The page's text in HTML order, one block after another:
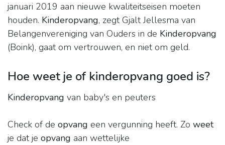
januari 2019 aan nieuwe kwaliteitseisen moeten
houden. Kinderopvang, zegt Gjalt Jellesma van
Belangenvereniging van Ouders in de Kinderopvang
(Boink), gaat om vertrouwen, en niet om geld.
Hoe weet je of kinderopvang goed is?
Kinderopvang van baby's en peuters
Check of de opvang een vergunning heeft. Zo weet
je dat je opvang aan wettelijke